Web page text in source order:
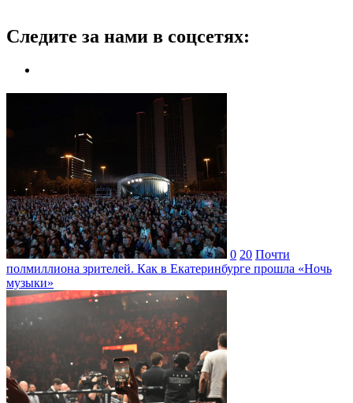
Следите за нами в соцсетях:
0 20 Почти
полмиллиона зрителей. Как в Екатеринбурге прошла «Ночь
музыки»